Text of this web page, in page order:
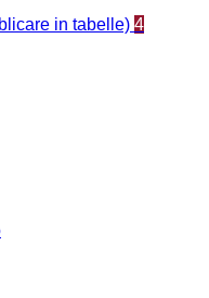
in tabelle) 4